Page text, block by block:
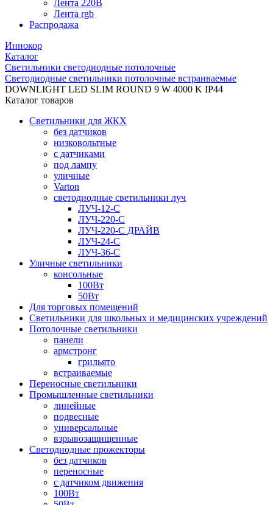
Лента 220В
Лента rgb
Распродажа
Иннокор
Каталог
Светильники светодиодные потолочные
Светодиодные светильники потолочные встраиваемые
DOWNLIGHT LED SLIM ROUND 9 W 4000 K IP44
Каталог товаров
Светильники для ЖКХ
без датчиков
низковольтные
с датчиками
под лампу
уличные
Varton
светодиодные светильники луч
ЛУЧ-12-С
ЛУЧ-220-С
ЛУЧ-220-С ДРАЙВ
ЛУЧ-24-С
ЛУЧ-36-С
Уличные светильники
консольные
100Вт
50Вт
Для торговых помещений
Светильники для школьных и медицинских учреждений
Потолочные светильники
панели
армстронг
грильято
встраиваемые
Переносные светильники
Промышленные светильники
линейные
подвесные
универсальные
взрывозащищенные
Светодиодные прожекторы
без датчиков
переносные
с датчиком движения
100Вт